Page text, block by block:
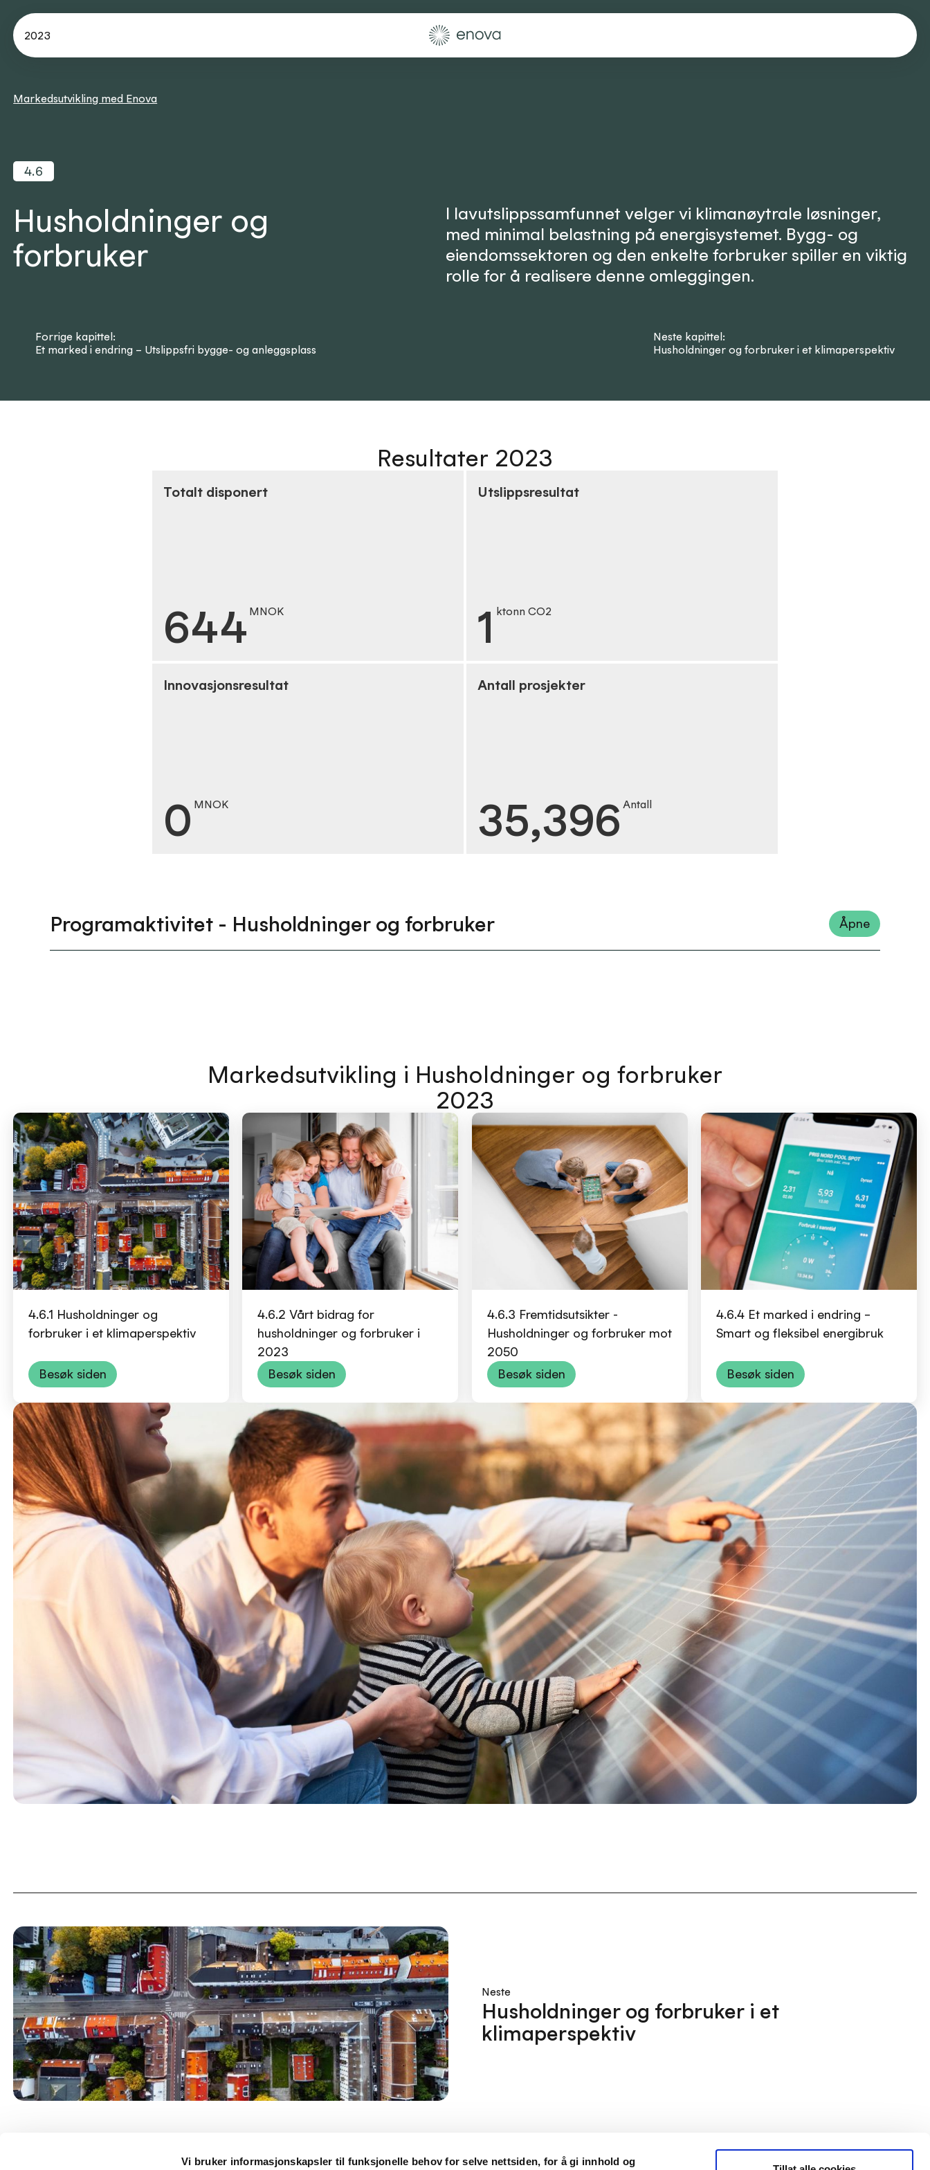
Vi bruker informasjonskapsler til funksjonelle behov for selve nettsiden, for å gi innhold og
2023
Markedsutvikling med Enova
4.6
Husholdninger og
forbruker
I lavutslippssamfunnet velger vi klimanøytrale løsninger,
med minimal belastning på energisystemet. Bygg- og
eiendomssektoren og den enkelte forbruker spiller en viktig
rolle for å realisere denne omleggingen.
Forrige kapittel:
Et marked i endring – Utslippsfri bygge- og anleggsplass
Neste kapittel:
Husholdninger og forbruker i et klimaperspektiv
Resultater 2023
Totalt disponert
644 MNOK
Utslippsresultat
1 ktonn CO2
Innovasjonsresultat
0 MNOK
Antall prosjekter
35,396 Antall
Programaktivitet - Husholdninger og forbruker Åpne
Markedsutvikling i Husholdninger og forbruker
2023
4.6.1 Husholdninger og
forbruker i et klimaperspektiv
Besøk siden
4.6.2 Vårt bidrag for
husholdninger og forbruker i
2023
Besøk siden
4.6.3 Fremtidsutsikter -
Husholdninger og forbruker mot
2050
Besøk siden
4.6.4 Et marked i endring –
Smart og fleksibel energibruk
Besøk siden
Neste
Husholdninger og forbruker i et
klimaperspektiv